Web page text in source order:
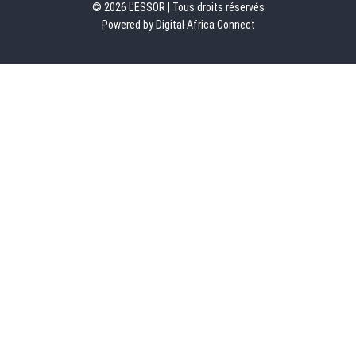
© 2026 L'ESSOR | Tous droits réservés
Powered by Digital Africa Connect